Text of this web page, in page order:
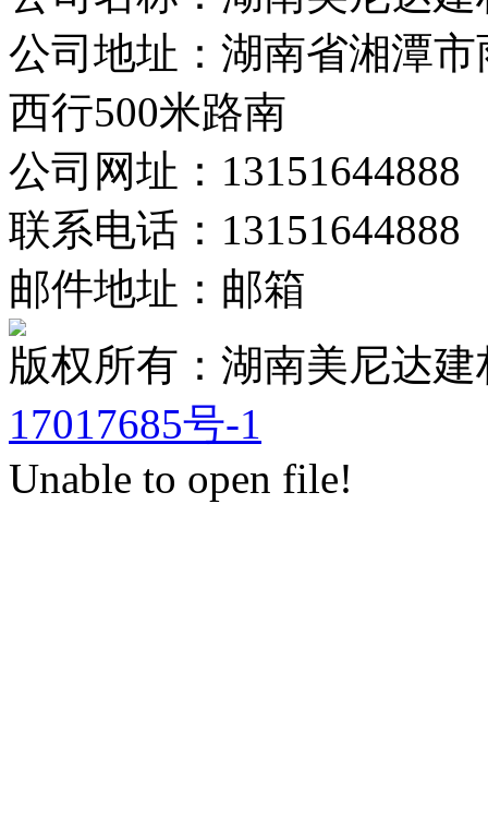
公司地址：湖南省湘潭
西行500米路南
公司网址：13151644888
联系电话：13151644888
邮件地址：邮箱
版权所有：湖南美尼
17017685号-1
Unable to open file!